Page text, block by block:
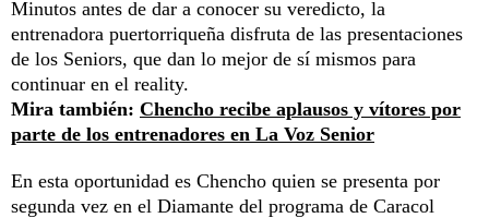
Minutos antes de dar a conocer su veredicto, la
entrenadora puertorriqueña disfruta de las presentaciones
de los Seniors, que dan lo mejor de sí mismos para
continuar en el reality.
Mira también: Chencho recibe aplausos y vítores por
parte de los entrenadores en La Voz Senior
En esta oportunidad es Chencho quien se presenta por
segunda vez en el Diamante del programa de Caracol